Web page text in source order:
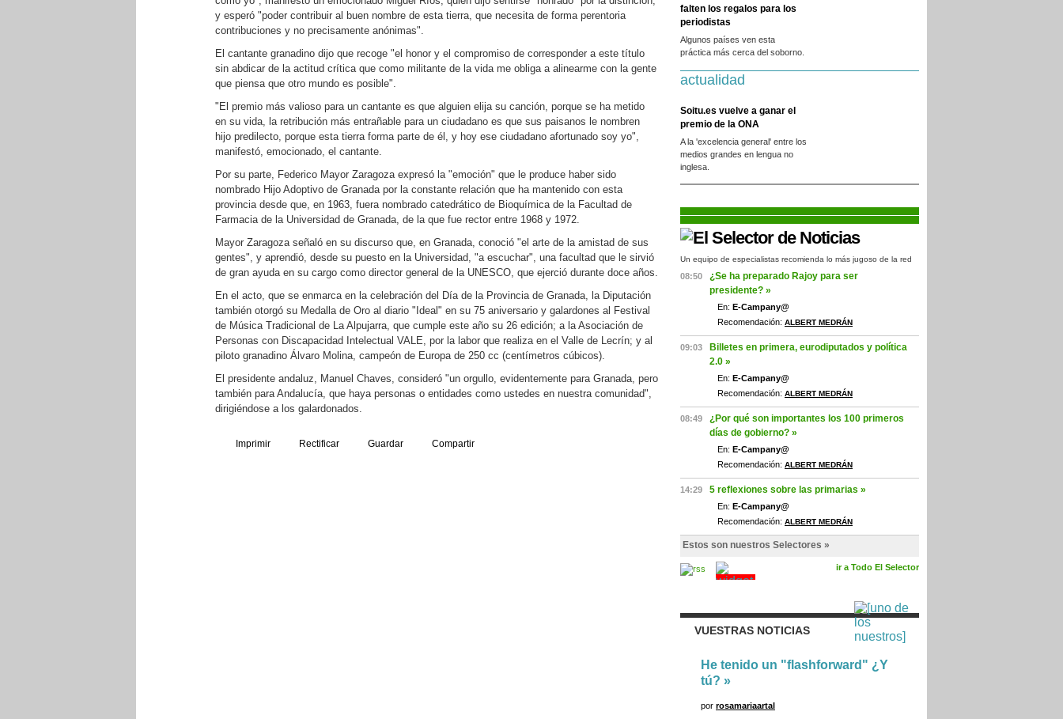
y esperó "poder contribuir al buen nombre de esta tierra, que necesita de forma perentoria
contribuciones y no precisamente anónimas".
El cantante granadino dijo que recoge "el honor y el compromiso de corresponder a este título
sin abdicar de la actitud crítica que como militante de la vida me obliga a alinearme con la gente
que piensa que otro mundo es posible".
"El premio más valioso para un cantante es que alguien elija su canción, porque se ha metido
en su vida, la retribución más entrañable para un ciudadano es que sus paisanos le nombren
hijo predilecto, porque esta tierra forma parte de él, y hoy ese ciudadano afortunado soy yo",
manifestó, emocionado, el cantante.
Por su parte, Federico Mayor Zaragoza expresó la "emoción" que le produce haber sido
nombrado Hijo Adoptivo de Granada por la constante relación que ha mantenido con esta
provincia desde que, en 1963, fuera nombrado catedrático de Bioquímica de la Facultad de
Farmacia de la Universidad de Granada, de la que fue rector entre 1968 y 1972.
Mayor Zaragoza señaló en su discurso que, en Granada, conoció "el arte de la amistad de sus
gentes", y aprendió, desde su puesto en la Universidad, "a escuchar", una facultad que le sirvió
de gran ayuda en su cargo como director general de la UNESCO, que ejerció durante doce años.
En el acto, que se enmarca en la celebración del Día de la Provincia de Granada, la Diputación
también otorgó su Medalla de Oro al diario "Ideal" en su 75 aniversario y galardones al Festival
de Música Tradicional de La Alpujarra, que cumple este año su 26 edición; a la Asociación de
Personas con Discapacidad Intelectual VALE, por la labor que realiza en el Valle de Lecrín; y al
piloto granadino Álvaro Molina, campeón de Europa de 250 cc (centímetros cúbicos).
El presidente andaluz, Manuel Chaves, consideró "un orgullo, evidentemente para Granada, pero
también para Andalucía, que haya personas o entidades como ustedes en nuestra comunidad",
dirigiéndose a los galardonados.
Imprimir Rectificar Guardar Compartir
falten los regalos para los
periodistas
Algunos países ven esta
práctica más cerca del soborno.
actualidad
Soitu.es vuelve a ganar el
premio de la ONA
A la 'excelencia general' entre los
medios grandes en lengua no
inglesa.
Un equipo de especialistas recomienda lo más jugoso de la red
08:50
¿Se ha preparado Rajoy para ser
presidente? »
En: E-Campany@
Recomendación: ALBERT MEDRÁN
09:03
Billetes en primera, eurodiputados y política
2.0 »
En: E-Campany@
Recomendación: ALBERT MEDRÁN
08:49
¿Por qué son importantes los 100 primeros
días de gobierno? »
En: E-Campany@
Recomendación: ALBERT MEDRÁN
14:29 5 reflexiones sobre las primarias »
En: E-Campany@
Recomendación: ALBERT MEDRÁN
Estos son nuestros Selectores »
ir a Todo El Selector
VUESTRAS NOTICIAS
He tenido un "flashforward" ¿Y
tú? »
por rosamariaartal